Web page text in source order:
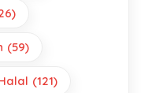
(59)
(121)